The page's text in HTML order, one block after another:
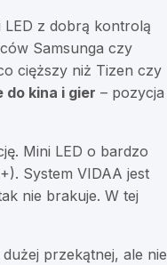
LED z dobrą kontrolą
Samsunga czy
cięższy niż Tizen czy
do kina i gier – pozycja
Mini LED o bardzo
System VIDAA jest
nie brakuje. W tej
przekątnej, ale nie